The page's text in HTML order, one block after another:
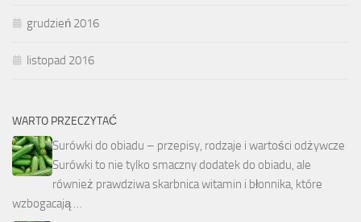
grudzień 2016
listopad 2016
WARTO PRZECZYTAĆ
Surówki do obiadu – przepisy, rodzaje i wartości odżywcze
Surówki to nie tylko smaczny dodatek do obiadu, ale
również prawdziwa skarbnica witamin i błonnika, które
wzbogacają …